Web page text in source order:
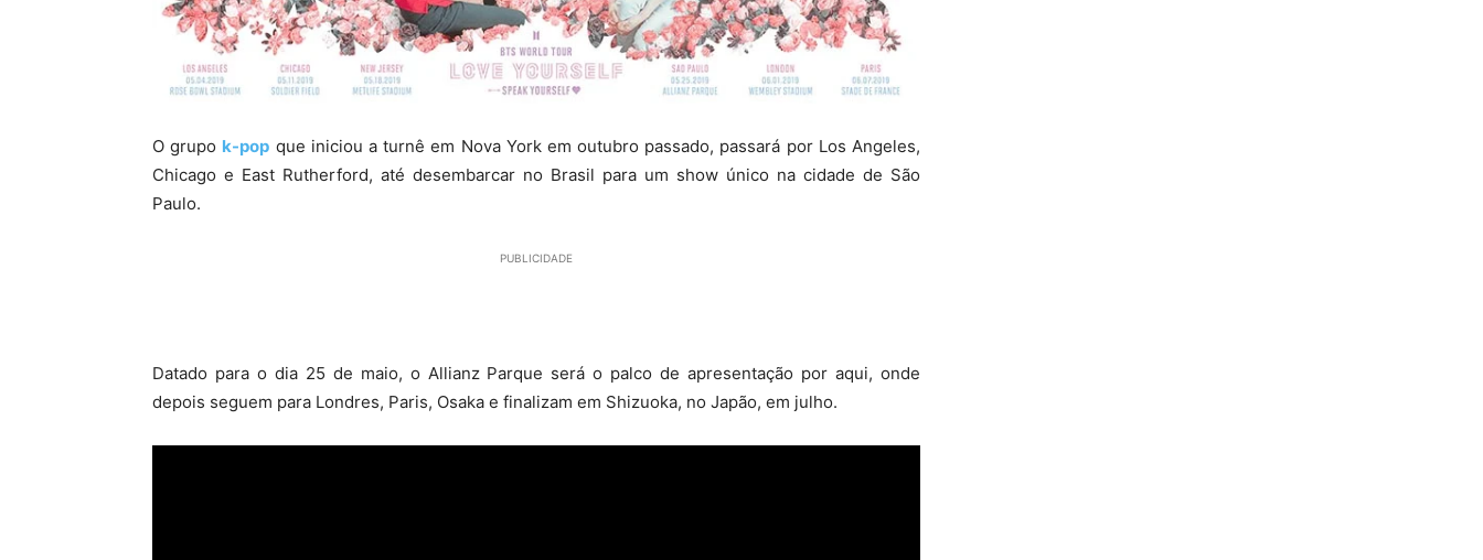
O grupo k-pop que iniciou a turnê em Nova York em outubro passado, passará por Los Angeles,
Chicago e East Rutherford, até desembarcar no Brasil para um show único na cidade de São
Paulo.
PUBLICIDADE
Datado para o dia 25 de maio, o Allianz Parque será o palco de apresentação por aqui, onde
depois seguem para Londres, Paris, Osaka e finalizam em Shizuoka, no Japão, em julho.